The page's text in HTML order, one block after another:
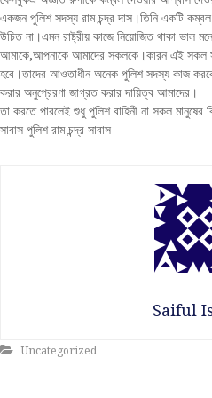
একজন পুলিশ সদস্য রাম চন্দ্র দাস।তিনি একটি
উচিত না।এমন রাষ্ট্রীয় কাজে নিয়োজিত থাকা ভাল
আমাকে,আপনাকে আমাদের সকলকে।কারন এই সকল
হবে।তাদের আওতাধীন অনেক পুলিশ সদস্য কাজ
করার অনুপ্রেরণা জাগ্রত করার দায়িত্ব আমাদের।
তা করতে পারলেই শুধু পুলিশ বাহিনী না সকল মানুষের
সাবাস পুলিশ রাম চন্দ্র সাবাস
Saiful
Uncategorized